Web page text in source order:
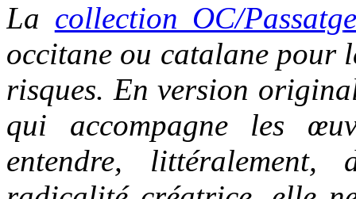
La collection OC/Passatg
occitane ou catalane pour
risques. En version
qui accompagne les
entendre,